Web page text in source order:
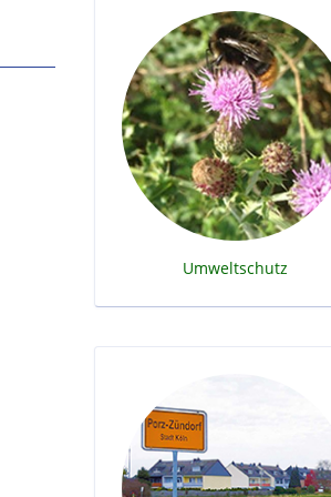
Umweltschutz